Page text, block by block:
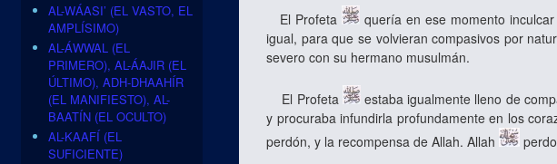
El Profeta
quería en ese momento
igual, para que se volvieran compasivos por
severo con su hermano musulmán.
El Profeta
estaba igualmente lleno de
y procuraba infundirla profundamente en los
perdón, y la recompensa de Allah. Allah
AL-WÁASI’ (EL VASTO, EL
AMPLÍSIMO)
AL-ÁWWAL (EL
PRIMERO), AL-ÁAJIR (EL
ÚLTIMO), ADH-DHAAHÍR
(EL MANIFIESTO), AL-
BAATÍN (EL OCULTO)
AL-KAAFÍ (EL
SUFICIENTE)